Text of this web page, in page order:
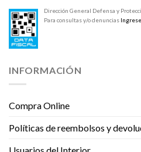
Dirección General Defensa y
Para consultas y/o denuncias
INFORMACIÓN
Compra Online
Políticas de reembolsos y